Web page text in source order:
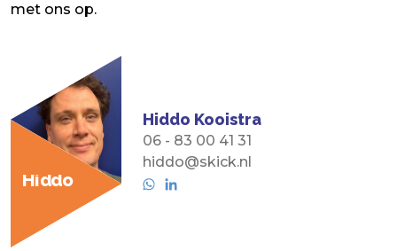
met ons op.
Hiddo
Hiddo Kooistra
06 - 83 00 41 31
hiddo@skick.nl